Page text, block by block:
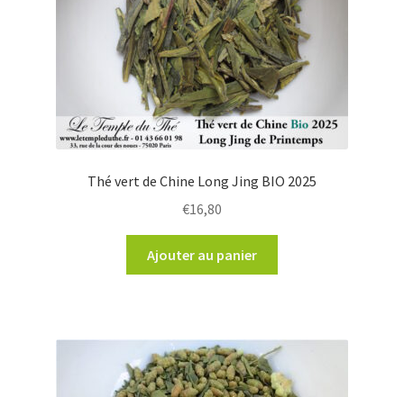
Thé vert de Chine Long Jing BIO 2025
€16,80
Ajouter au panier